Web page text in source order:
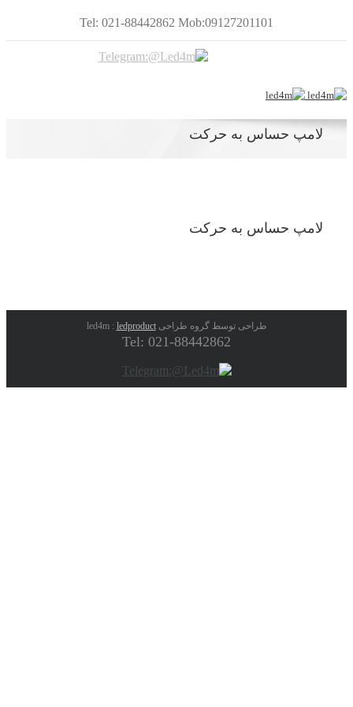
Tel: 021-88442862 Mob:09127201101
لامپ حساس به حرکت
لامپ حساس به حرکت
طراحی توسط گروه طراحی led4m :ledproduct
Tel: 021-88442862